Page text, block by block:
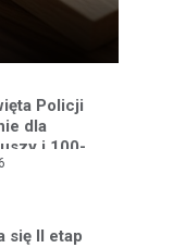
Policji
dla
i 100-
się II etap